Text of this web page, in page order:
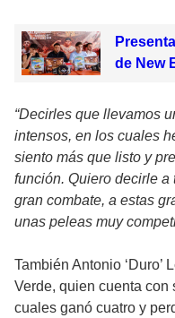
de New
“Decirles que llevamos
intensos, en los cuales
siento más que listo y
función. Quiero decirle
gran combate, a estas
unas peleas muy
También Antonio ‘Duro’
Verde, quien cuenta
cuales ganó cuatro y